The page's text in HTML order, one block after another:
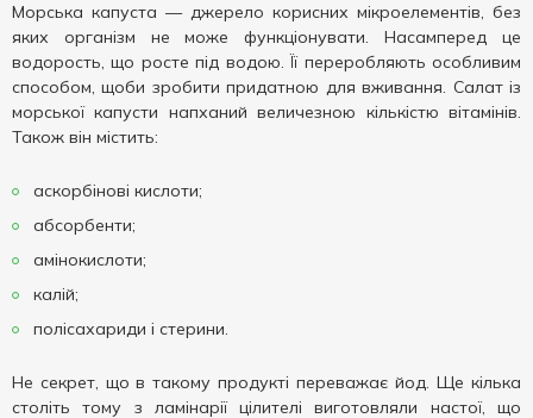
Морська капуста — джерело корисних мікроелементів, без
яких організм не може функціонувати. Насамперед це
водорость, що росте під водою. Її переробляють особливим
способом, щоби зробити придатною для вживання. Салат із
морської капусти напханий величезною кількістю вітамінів.
Також він містить:
аскорбінові кислоти;
абсорбенти;
амінокислоти;
калій;
полісахариди і стерини.
Не секрет, що в такому продукті переважає йод. Ще кілька
століть тому з ламінарії цілителі виготовляли настої, що